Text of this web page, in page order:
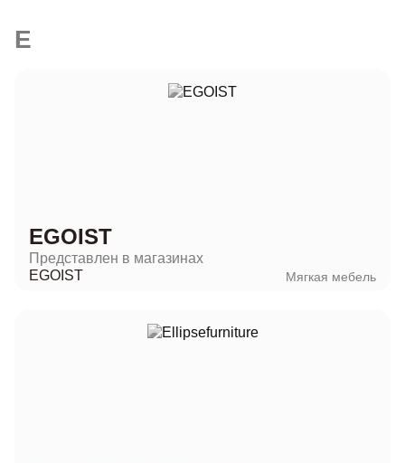
E
EGOIST
Представлен в магазинах
EGOIST
Мягкая мебель